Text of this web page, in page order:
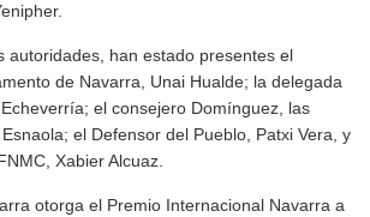
autoridades, han estado presentes el
de Navarra, Unai Hualde; la delegada
el consejero Domínguez, las
el Defensor del Pueblo, Patxi Vera, y
Xabier Alcuaz.
otorga el Premio Internacional Navarra a